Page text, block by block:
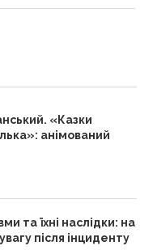
«Казки
анімований
та їхні наслідки: на
після інциденту